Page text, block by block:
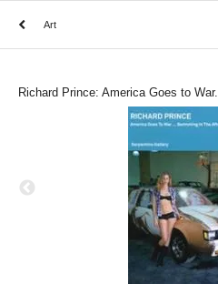
Art
Richard Prince: America Goes to